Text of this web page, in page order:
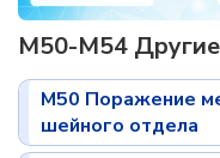
M50-M54
M50 Поражение
шейного отдела